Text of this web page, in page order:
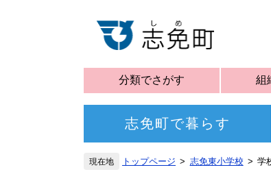
分類でさがす 組
志免町で暮らす
トップページ 志免東小学校 学